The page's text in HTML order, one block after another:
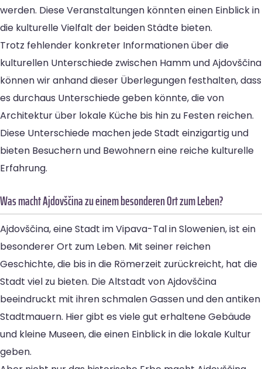
werden. Diese Veranstaltungen könnten einen Einblick in
die kulturelle Vielfalt der beiden Städte bieten.
Trotz fehlender konkreter Informationen über die
kulturellen Unterschiede zwischen Hamm und Ajdovščina
können wir anhand dieser Überlegungen festhalten, dass
es durchaus Unterschiede geben könnte, die von
Architektur über lokale Küche bis hin zu Festen reichen.
Diese Unterschiede machen jede Stadt einzigartig und
bieten Besuchern und Bewohnern eine reiche kulturelle
Erfahrung.
Was macht Ajdovščina zu einem besonderen Ort zum Leben?
Ajdovščina, eine Stadt im Vipava-Tal in Slowenien, ist ein
besonderer Ort zum Leben. Mit seiner reichen
Geschichte, die bis in die Römerzeit zurückreicht, hat die
Stadt viel zu bieten. Die Altstadt von Ajdovščina
beeindruckt mit ihren schmalen Gassen und den antiken
Stadtmauern. Hier gibt es viele gut erhaltene Gebäude
und kleine Museen, die einen Einblick in die lokale Kultur
geben.